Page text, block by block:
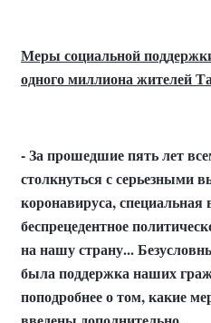
Меры социальной
одного миллиона жителей
- За прошедшие пять лет
столкнуться с серьезными
коронавируса, специальная
беспрецедентное
на нашу страну...
была поддержка наших
поподробнее о том, какие